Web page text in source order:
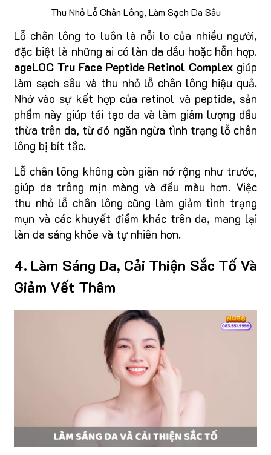
Thu Nhỏ Lỗ Chân Lông, Làm Sạch Da Sâu
Lỗ chân lông to luôn là nỗi lo của nhiều người,
đặc biệt là những ai có làn da dầu hoặc hỗn hợp.
ageLOC Tru Face Peptide Retinol Complex giúp
làm sạch sâu và thu nhỏ lỗ chân lông hiệu quả.
Nhờ vào sự kết hợp của retinol và peptide, sản
phẩm này giúp tái tạo da và làm giảm lượng dầu
thừa trên da, từ đó ngăn ngừa tình trạng lỗ chân
lông bị bít tắc.
Lỗ chân lông không còn giãn nở rộng như trước,
giúp da trông mịn màng và đều màu hơn. Việc
thu nhỏ lỗ chân lông cũng làm giảm tình trạng
mụn và các khuyết điểm khác trên da, mang lại
làn da sáng khỏe và tự nhiên hơn.
4. Làm Sáng Da, Cải Thiện Sắc Tố Và
Giảm Vết Thâm